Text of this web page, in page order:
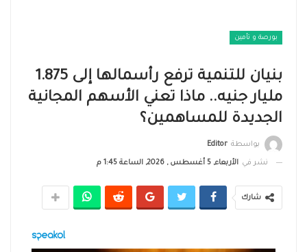
بورصة و تأمين
بنيان للتنمية ترفع رأسمالها إلى 1.875
مليار جنيه.. ماذا تعني الأسهم المجانية
الجديدة للمساهمين؟
بواسطة Editor
نشر في الأربعاء, 5 أغسطس , 2026, الساعة 1:45 م
شارك